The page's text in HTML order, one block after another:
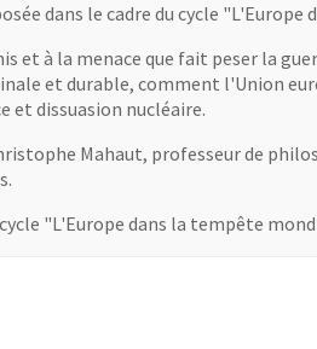
dans le cadre du cycle
et à la menace que fait peser la
et durable, comment l'Union
et dissuasion nucléaire.
Mahaut, professeur de
"L'Europe dans la tempête